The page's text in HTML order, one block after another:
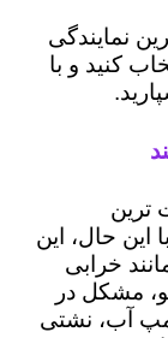
نمایندگی
کنید و با
ترین
این حال، این
خرابی
مشکل در
آب، نشتی